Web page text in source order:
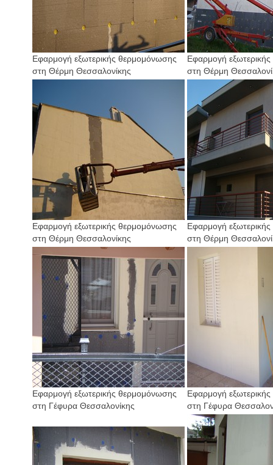
Εφαρμογή εξωτερικής θερμομόνωσης
στη Θέρμη Θεσσαλονίκης
Εφαρμογή
στη Θέρμη
Εφαρμογή εξωτερικής θερμομόνωσης
στη Θέρμη Θεσσαλονίκης
Εφαρμογή
στη Θέρμη
Εφαρμογή εξωτερικής θερμομόνωσης
στη Γέφυρα Θεσσαλονίκης
Εφαρμογή
στη Γέφυρα